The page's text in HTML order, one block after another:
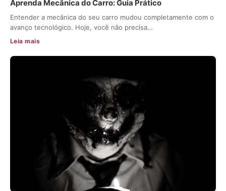
Aprenda Mecânica do Carro: Guia Prático
Entender a mecânica do seu carro mudou completamente com o
avanço tecnológico. Hoje, você não precisa…
Leia mais